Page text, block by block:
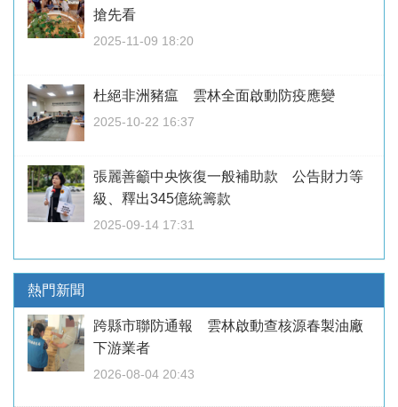
搶先看
2025-11-09 18:20
杜絕非洲豬瘟 雲林全面啟動防疫應變
2025-10-22 16:37
張麗善籲中央恢復一般補助款 公告財力等
級、釋出345億統籌款
2025-09-14 17:31
熱門新聞
跨縣市聯防通報 雲林啟動查核源春製油廠
下游業者
2026-08-04 20:43